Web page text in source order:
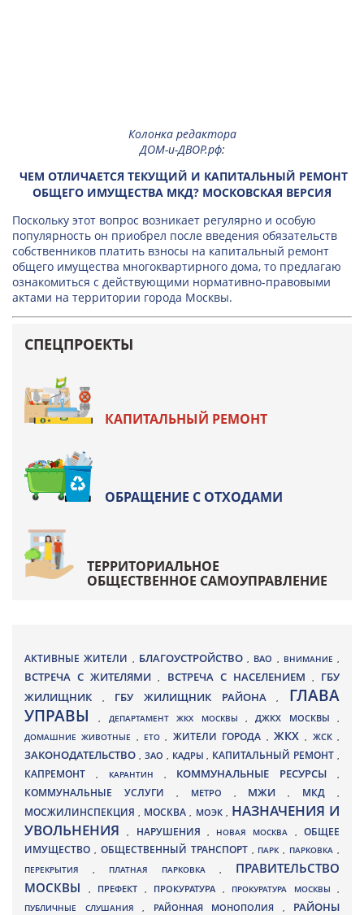
Колонка редактора
ДОМ-и-ДВОР.рф:
ЧЕМ ОТЛИЧАЕТСЯ ТЕКУЩИЙ И КАПИТАЛЬНЫЙ РЕМОНТ
ОБЩЕГО ИМУЩЕСТВА МКД? МОСКОВСКАЯ ВЕРСИЯ
Поскольку этот вопрос возникает регулярно и особую
популярность он приобрел после введения обязательств
собственников платить взносы на капитальный ремонт
общего имущества многоквартирного дома, то предлагаю
ознакомиться с действующими нормативно-правовыми
актами на территории города Москвы.
СПЕЦПРОЕКТЫ
КАПИТАЛЬНЫЙ РЕМОНТ
ОБРАЩЕНИЕ С ОТХОДАМИ
ТЕРРИТОРИАЛЬНОЕ
ОБЩЕСТВЕННОЕ САМОУПРАВЛЕНИЕ
АКТИВНЫЕ ЖИТЕЛИ , БЛАГОУСТРОЙСТВО , ВАО , ВНИМАНИЕ ,
ВСТРЕЧА С ЖИТЕЛЯМИ, ВСТРЕЧА С НАСЕЛЕНИЕМ , ГБУ
ЖИЛИЩНИК
, ГБУ ЖИЛИЩНИК РАЙОНА, ГЛАВА
УПРАВЫ, ДЕПАРТАМЕНТ ЖКХ МОСКВЫ ,ДЖКХ МОСКВЫ ,
ДОМАШНИЕ ЖИВОТНЫЕ , ЕТО, ЖИТЕЛИ ГОРОДА , ЖКХ, ЖСК,
ЗАКОНОДАТЕЛЬСТВО , ЗАО , КАДРЫ, КАПИТАЛЬНЫЙ РЕМОНТ ,
КАПРЕМОНТ , КАРАНТИН , КОММУНАЛЬНЫЕ РЕСУРСЫ,
КОММУНАЛЬНЫЕ УСЛУГИ , МЕТРО , МЖИ, МКД ,
МОСЖИЛИНСПЕКЦИЯ, МОСКВА , МОЭК , НАЗНАЧЕНИЯ И
УВОЛЬНЕНИЯ, НАРУШЕНИЯ , НОВАЯ МОСКВА ,ОБЩЕЕ
ИМУЩЕСТВО , ОБЩЕСТВЕННЫЙ ТРАНСПОРТ , ПАРК, ПАРКОВКА ,
ПЕРЕКРЫТИЯ , ПЛАТНАЯ ПАРКОВКА , ПРАВИТЕЛЬСТВО
МОСКВЫ
, ПРЕФЕКТ , ПРОКУРАТУРА , ПРОКУРАТУРА МОСКВЫ ,
ПУБЛИЧНЫЕ СЛУШАНИЯ , РАЙОННАЯ МОНОПОЛИЯ , РАЙОНЫ